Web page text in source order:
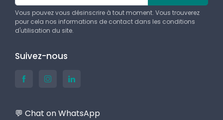
Vous pouvez vous désinscrire à tout moment. Vous trouverez
pour cela nos informations de contact dans les conditions
d'utilisation du site.
Suivez-nous
💬 Chat on WhatsApp